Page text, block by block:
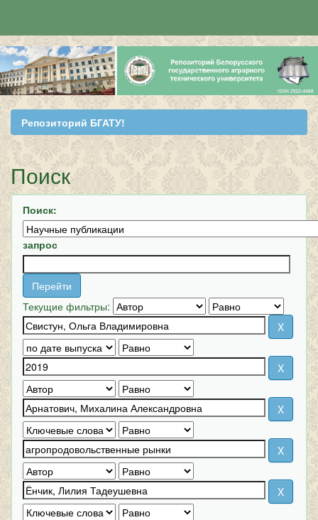
Skip
navigation
Репозиторий БГАТУ!
Поиск
Поиск:
запрос
Текущие фильтры: